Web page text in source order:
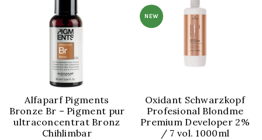
Alfaparf Pigments
Bronze Br – Pigment pur
ultraconcentrat Bronz
Chihlimbar
NEW
Oxidant Schwarzkopf
Profesional Blondme
Premium Developer 2%
/ 7 vol. 1000ml